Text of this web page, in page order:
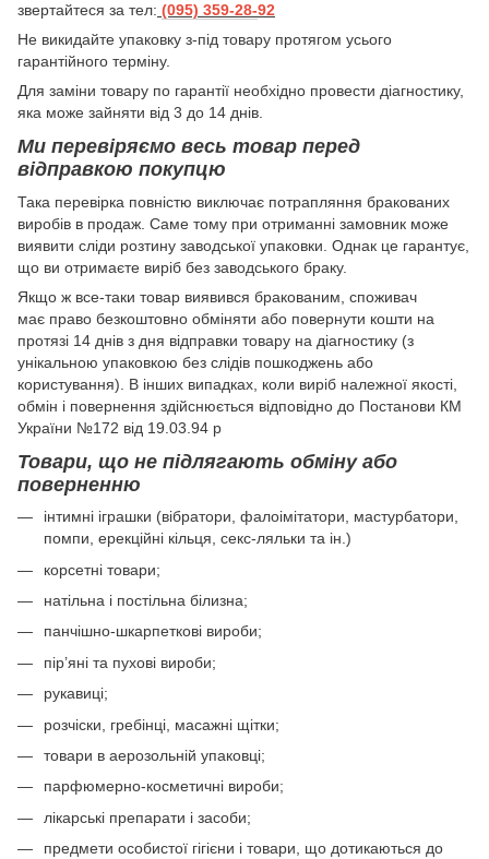
звертайтеся за тел: (095) 359-28-92
Hе викидайте упаковку з-під товару протягом усього
гарантійного терміну.
Для заміни товару по гарантії необхідно провести діагностику,
яка може зайняти від 3 до 14 днів.
Ми перевіряємо весь товар перед
відправкою покупцю
Така перевірка повністю виключає потрапляння бракованих
виробів в продаж. Саме тому при отриманні замовник може
виявити сліди розтину заводської упаковки. Однак це гарантує,
що ви отримаєте виріб без заводського браку.
Якщо ж все-таки товар виявився бракованим, споживач
має право безкоштовно обміняти або повернути кошти на
протязі 14 днів з дня відправки товару на діагностику (з
унікальною упаковкою без слідів пошкоджень або
користування). В інших випадках, коли виріб належної якості,
обмін і повернення здійснюється відповідно до Постанови КМ
України №172 від 19.03.94 р
Товари, що не підлягають обміну або
поверненню
інтимні іграшки (вібратори, фалоімітатори, мастурбатори,
помпи, ерекційні кільця, секс-ляльки та ін.)
корсетні товари;
натільна і постільна білизна;
панчішно-шкарпеткові вироби;
пір’яні та пухові вироби;
рукавиці;
розчіски, гребінці, масажні щітки;
товари в аерозольній упаковці;
парфюмерно-косметичні вироби;
лікарські препарати і засоби;
предмети особистої гігієни і товари, що дотикаються до